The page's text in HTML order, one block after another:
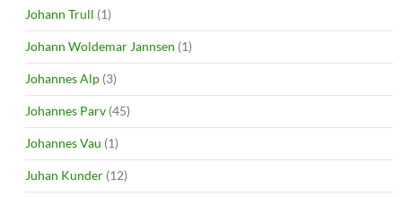
Johann Trull (1)
Johann Woldemar Jannsen (1)
Johannes Alp (3)
Johannes Parv (45)
Johannes Vau (1)
Juhan Kunder (12)